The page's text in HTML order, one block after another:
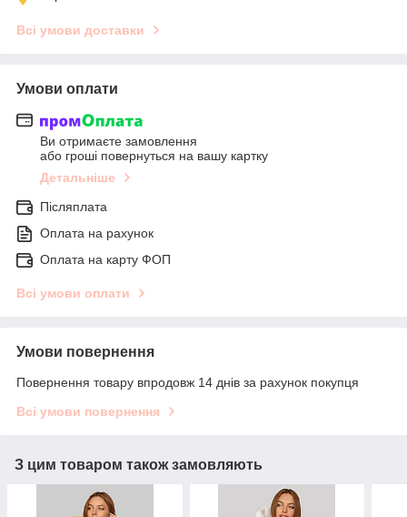
Всі умови доставки
Умови оплати
Ви отримаєте замовлення
або гроші повернуться на вашу картку
Детальніше
Післяплата
Оплата на рахунок
Оплата на карту ФОП
Всі умови оплати
Умови повернення
Повернення товару впродовж 14 днів за рахунок покупця
Всі умови повернення
З цим товаром також замовляють